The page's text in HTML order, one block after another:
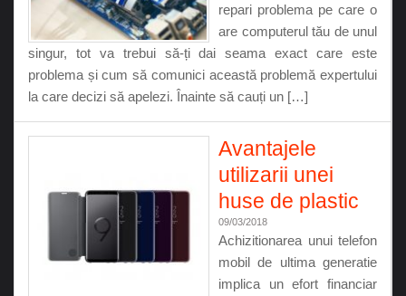
repari problema pe care o
are computerul tău de unul
singur, tot va trebui să-ți dai seama exact care este
problema și cum să comunici această problemă expertului
la care decizi să apelezi. Înainte să cauți un […]
Avantajele
utilizarii unei
huse de plastic
09/03/2018
Achizitionarea unui telefon
mobil de ultima generatie
implica un efort financiar